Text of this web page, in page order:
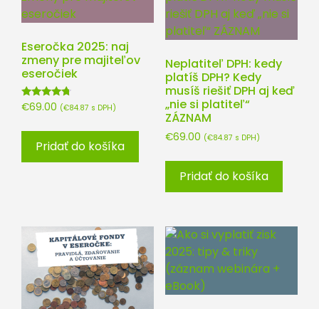
Eseročka 2025: naj
zmeny pre majiteľov
eseročiek
Hodnotenie
€69.00 (€84.87 s DPH)
Pridať do košíka
Neplatiteľ DPH: kedy
platíš DPH? Kedy
musíš riešiť DPH aj keď
„nie si platiteľ“
ZÁZNAM
€69.00 (€84.87 s DPH)
Pridať do košíka